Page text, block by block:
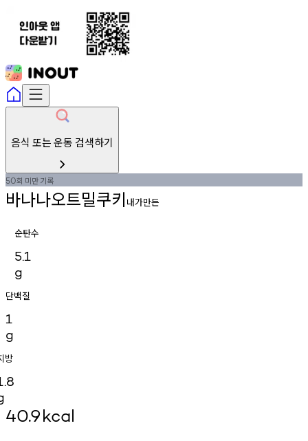
음식 또는 운동 검색하기
50회 미만기록
바나나오트밀쿠키 내가만든
순탄수
5.1
g
단백질
1
g
방
40.9kcal